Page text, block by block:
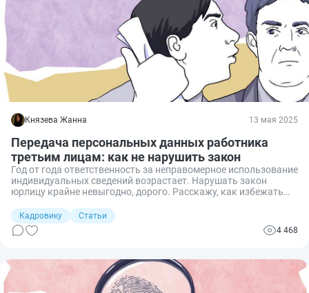
Князева Жанна 13 мая 2025
Передача персональных данных работника
третьим лицам: как не нарушить закон
Год от года ответственность за неправомерное использование
индивидуальных сведений возрастает. Нарушать закон
юрлицу крайне невыгодно, дорого. Расскажу, как избежать
сведений о своих сотрудниках.
Кадровику
Статьи
4 468